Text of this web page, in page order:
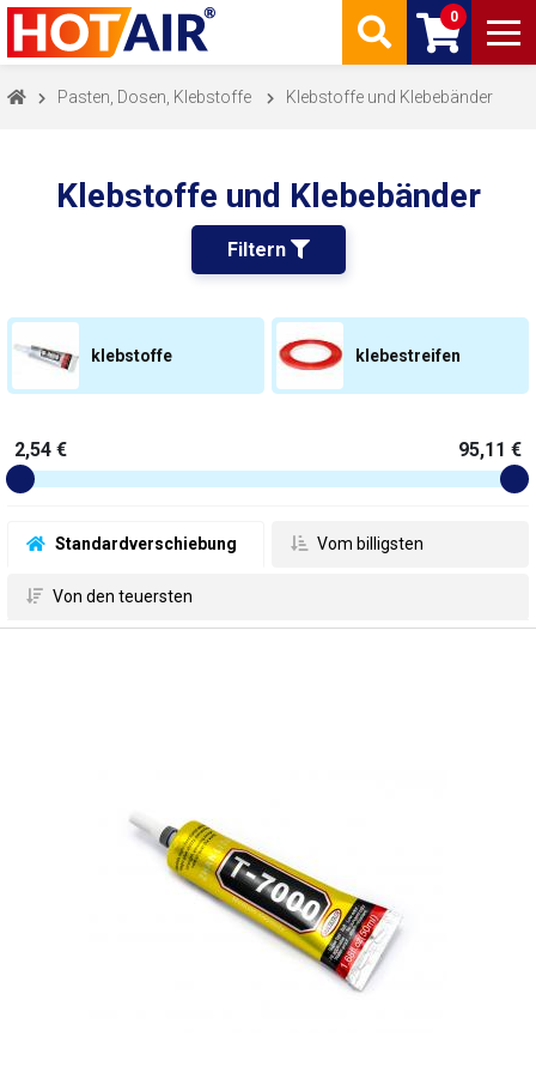
0
Pasten, Dosen, Klebstoffe Klebstoffe und Klebebänder
Klebstoffe und Klebebänder
Filtern
klebstoffe klebestreifen
Standardverschiebung Vom billigsten
Von den teuersten
2,54 € 95,11 €